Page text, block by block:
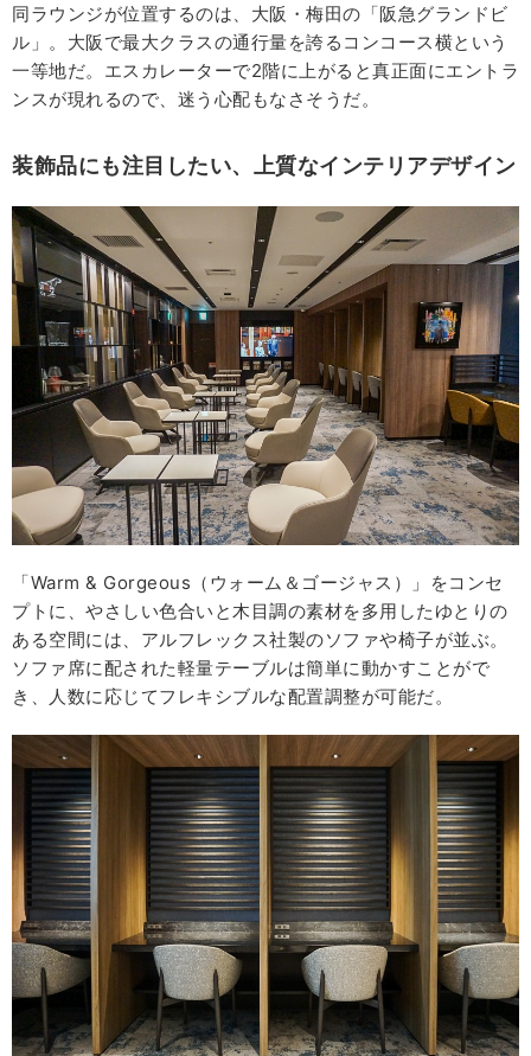
同ラウンジが位置するのは、大阪・梅田の「阪急グランドビ
ル」。大阪で最大クラスの通行量を誇るコンコース横という
一等地だ。エスカレーターで2階に上がると真正面にエントラ
ンスが現れるので、迷う心配もなさそうだ。
装飾品にも注目したい、上質なインテリアデザイン
「Warm & Gorgeous（ウォーム＆ゴージャス）」をコンセ
プトに、やさしい色合いと木目調の素材を多用したゆとりの
ある空間には、アルフレックス社製のソファや椅子が並ぶ。
ソファ席に配された軽量テーブルは簡単に動かすことがで
き、人数に応じてフレキシブルな配置調整が可能だ。